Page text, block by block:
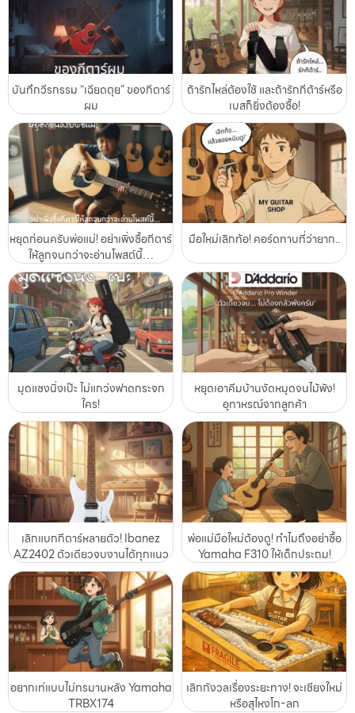
บันทึกวีรกรรม “เฉียดตุย” ของกีตาร์
ผม
ถ้ารักไหล่ต้องใช้ และถ้ารักกีต้าร์หรือ
เบสก็ยิ่งต้องซื้อ!
หยุดก่อนครับพ่อแม่! อย่าเพิ่งซื้อกีตาร์
ให้ลูกจนกว่าจะอ่านโพสต์นี้…
มือใหม่เลิกท้อ! คอร์ดทาบที่ว่ายาก..
มุดแซงนิ่งเป๊ะ ไม่แกว่งฟาดกระจก
ใคร!
หยุดเอาคีมบ้านงัดหมุดจนไม้พัง!
อุทาหรณ์จากลูกค้า
เลิกแบกกีตาร์หลายตัว! Ibanez
AZ2402 ตัวเดียวจบงานได้ทุกแนว
พ่อแม่มือใหม่ต้องดู! ทำไมถึงอย่าซื้อ
Yamaha F310 ให้เด็กประถม!
อยากเท่แบบไม่ทรมานหลัง Yamaha
TRBX174
เลิกกังวลเรื่องระยะทาง! จะเชียงใหม่
หรือสุไหงโก-ลก